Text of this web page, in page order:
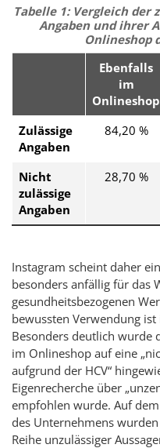
Tabelle 1: Vergleich der
Angaben und ihrer
Onlineshop
Ebenfalls
im
Onlineshop
Zulässige
Angaben
84,20 %
Nicht
zulässige
Angaben
28,70 %
Instagram scheint daher
besonders anfällig für das
gesundheitsbezogenen
bewussten Verwendung
Besonders deutlich wurde
im Onlineshop auf eine
aufgrund der HCV“
Eigenrecherche über
empfohlen wurde. Auf
des Unternehmens
Reihe unzulässiger